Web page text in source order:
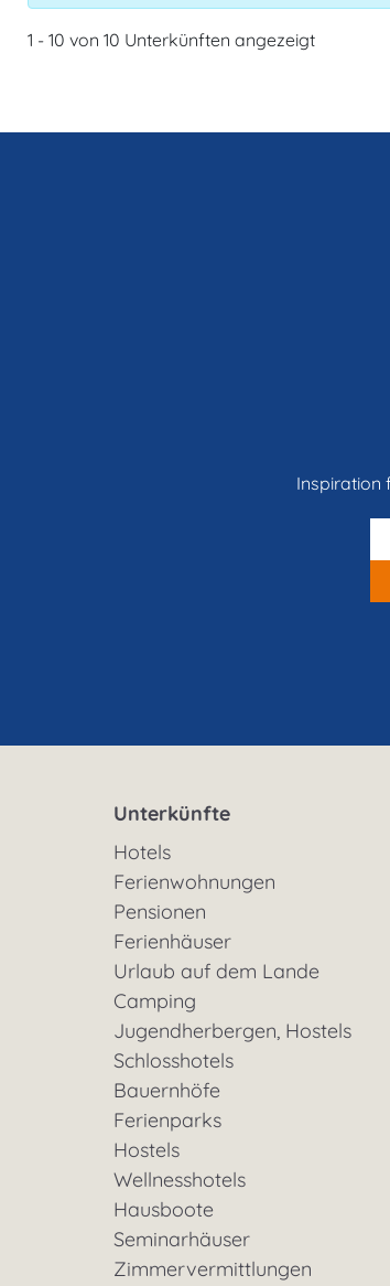
1 - 10 von 10 Unterkünften angezeigt
Inspiration
Unterkünfte
Hotels
Ferienwohnungen
Pensionen
Ferienhäuser
Urlaub auf dem Lande
Camping
Jugendherbergen, Hostels
Schlosshotels
Bauernhöfe
Ferienparks
Hostels
Wellnesshotels
Hausboote
Seminarhäuser
Zimmervermittlungen